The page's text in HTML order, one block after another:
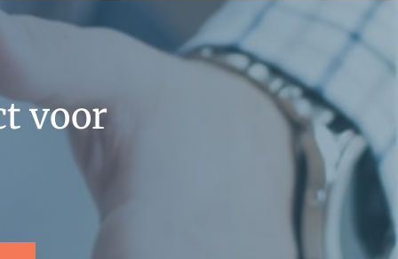
voor